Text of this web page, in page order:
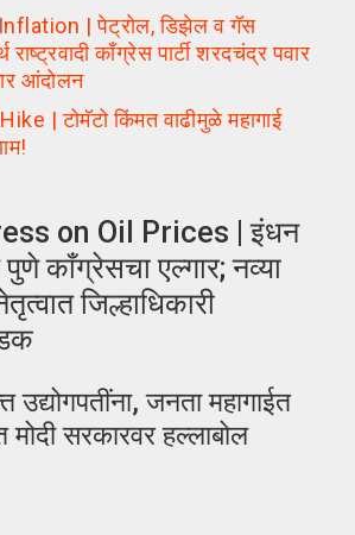
| पेट्रोल, डिझेल व गॅस
राष्ट्रवादी काँग्रेस पार्टी शरदचंद्र पवार
आंदोलन
| टोमॅटो किंमत वाढीमुळे महागाई
on Oil Prices | इंधन
पुणे काँग्रेसचा एल्गार; नव्या
जिल्हाधिकारी
जनता महागाईत
सरकारवर हल्लाबोल